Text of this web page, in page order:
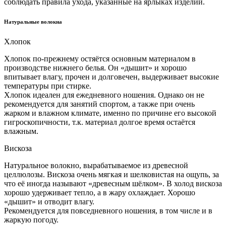
Натуральные волокна
Хлопок
Хлопок по-прежнему остяётся основным материалом в
производстве нижнего белья. Он «дышит» и хорошо
впитывает влагу, прочен и долговечен, выдерживает высокие
температуры при стирке.
Хлопок идеален для ежедневного ношения. Однако он не
рекомендуется для занятий спортом, а также при очень
жарком и влажном климате, именно по причине его высокой
гигроскопичности, т.к. материал долгое время остаётся
влажным.
Вискоза
Натуральное волокно, вырабатываемое из древесной
целлюлозы. Вискоза очень мягкая и шелковистая на ощупь, за
что её иногда называют «древесным шёлком». В холод вискоза
хорошо удерживает тепло, а в жару охлаждает. Хорошо
«дышит» и отводит влагу.
Рекомендуется для повседневного ношения, в том числе и в
жаркую погоду.